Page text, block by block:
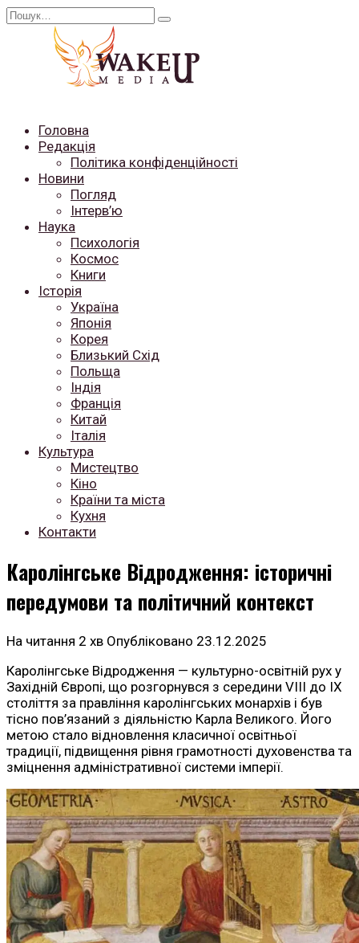
Перейти
Search
Головна
Редакція
Політика конфіденційності
Новини
Погляд
Інтерв’ю
Наука
Психологія
Космос
Книги
Історія
Україна
Японія
Корея
Близький Схід
Польща
Індія
Франція
Китай
Італія
Культура
Мистецтво
Кіно
Країни та міста
Кухня
Контакти
Каролінгське Відродження: історичні
передумови та політичний контекст
На читання 2 хв Опубліковано 23.12.2025
Каролінгське Відродження — культурно-освітній рух у
Західній Європі, що розгорнувся з середини VIII до IX
століття за правління каролінгських монархів і був
тісно пов’язаний з діяльністю Карла Великого. Його
метою стало відновлення класичної освітньої
традиції, підвищення рівня грамотності духовенства та
зміцнення адміністративної системи імперії.